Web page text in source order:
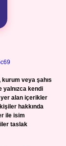
veya şahıs
yalnızca kendi
yer alan içerikler
hakkında
ile isim
taslak